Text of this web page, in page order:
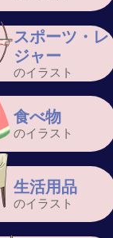
スポーツ・レ
ジャー
のイラスト
食べ物
のイラスト
生活用品
のイラスト